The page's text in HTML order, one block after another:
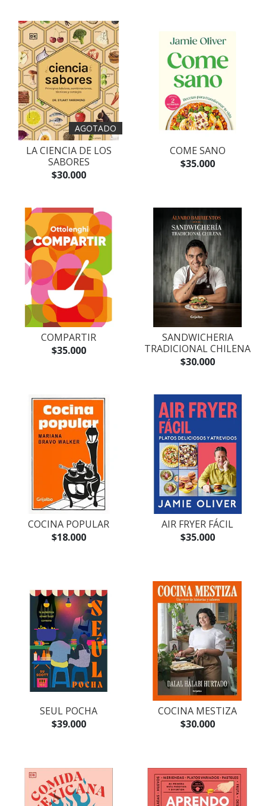
AGOTADO
LA CIENCIA DE LOS
SABORES
$30.000
COME SANO
$35.000
COMPARTIR
$35.000
SANDWICHERIA
TRADICIONAL CHILENA
$30.000
COCINA POPULAR
$18.000
AIR FRYER FÁCIL
$35.000
SEUL POCHA
$39.000
COCINA MESTIZA
$30.000